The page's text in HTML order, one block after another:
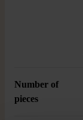
Number of
pieces